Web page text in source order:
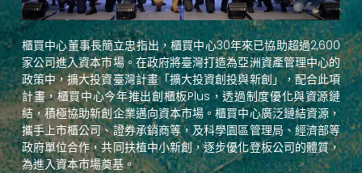
櫃買中心董事長簡立忠指出，櫃買中心30年來已協助超過2,600
家公司進入資本市場。在政府將臺灣打造為亞洲資產管理中心的
政策中，擴大投資臺灣計畫「擴大投資創投與新創」，配合此項
計畫，櫃買中心今年推出創櫃板Plus，透過制度優化與資源鏈
結，積極協助新創企業邁向資本市場。櫃買中心廣泛鏈結資源，
攜手上市櫃公司、證券承銷商等，及科學園區管理局、經濟部等
政府單位合作，共同扶植中小新創，逐步優化登板公司的體質，
為進入資本市場奠基。